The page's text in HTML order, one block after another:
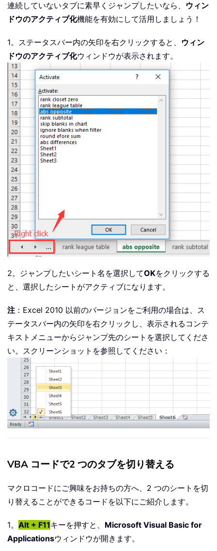
連続していないタブに素早くジャンプしたいなら、 ウィン
ドウのアクティブ化機能を有効にして活用しましょう！
1。ステータスバー内の矢印を右クリックすると、 ウィン
ドウのアクティブ化ウィンドウが表示されます。
2。ジャンプしたいシート名を選択してOKをクリックする
と、選択したシートがアクティブになります。
注 ：Excel 2010 以前のバージョンをご利用の場合は、ス
テータスバー内の矢印を右クリックし、表示されるコンテ
キストメニューからジャンプ先のシートを選択してくださ
い。スクリーンショットを参照してください：
VBA コードで2 つのタブを切り替える
マクロコードにご興味をお持ちの方へ、2 つのシートを切
り替えることができるコードを以下にご紹介します。
1。 Alt + F11キーを押すと、 Microsoft Visual Basic for
Applicationsウィンドウが開きます。